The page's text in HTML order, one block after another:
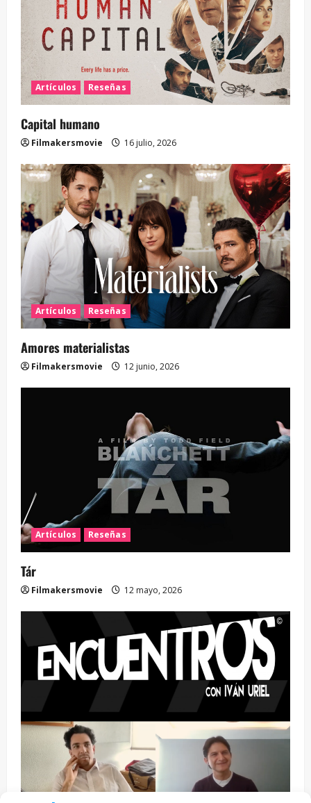
Artículos Reseñas
Capital humano
Filmakersmovie 16 julio, 2026
Artículos Reseñas
Amores materialistas
Filmakersmovie 12 junio, 2026
Artículos Reseñas
Tár
Filmakersmovie 12 mayo, 2026